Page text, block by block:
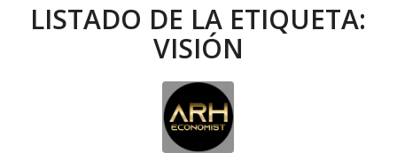
LISTADO DE LA ETIQUETA:
VISIÓN